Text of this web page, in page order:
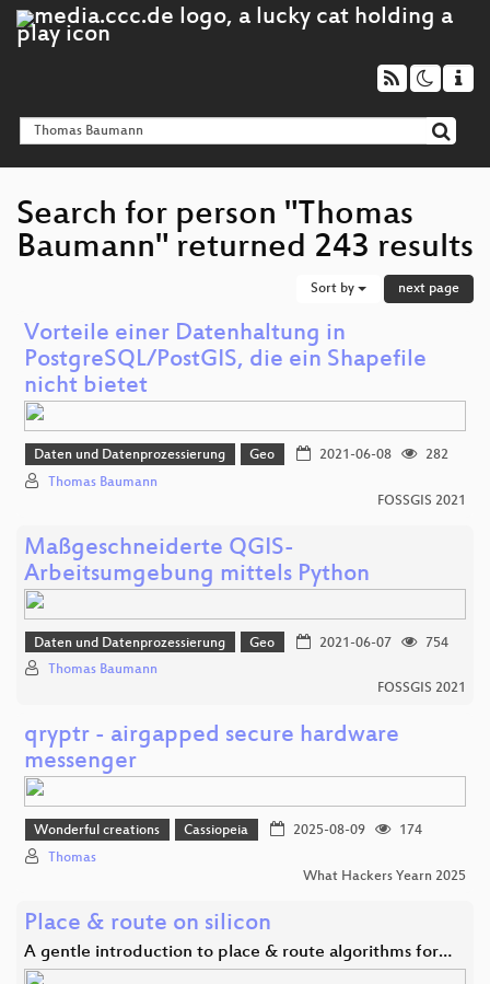
Search for person "Thomas
Baumann" returned 243 results
Sort by next page
Vorteile einer Datenhaltung in
PostgreSQL/PostGIS, die ein Shapefile
nicht bietet
Daten und Datenprozessierung Geo 2021-06-08
282
Thomas Baumann
FOSSGIS 2021
Maßgeschneiderte QGIS-
Arbeitsumgebung mittels Python
Daten und Datenprozessierung Geo 2021-06-07
754
Thomas Baumann
FOSSGIS 2021
qryptr - airgapped secure hardware
messenger
Wonderful creations Cassiopeia 2025-08-09
174
Thomas
What Hackers Yearn 2025
Place & route on silicon
A gentle introduction to place & route algorithms for…